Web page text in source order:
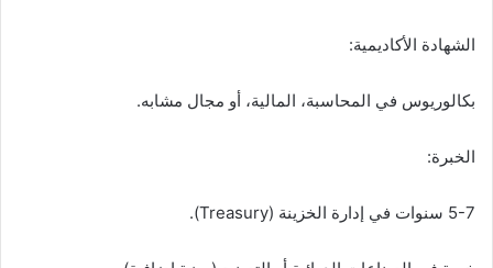
الشهادة الأكاديمية:
بكالوريوس في المحاسبة، المالية، أو مجال مشابه.
الخبرة:
5-7 سنوات في إدارة الخزينة (Treasury).